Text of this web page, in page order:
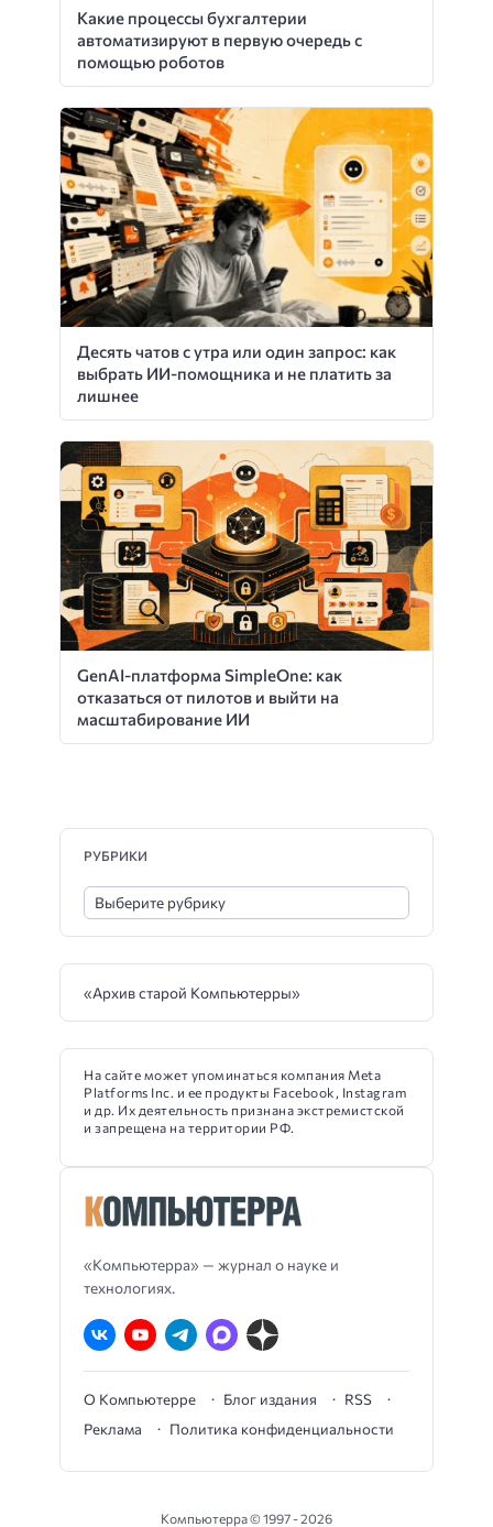
Какие процессы бухгалтерии
автоматизируют в первую очередь с
помощью роботов
Десять чатов с утра или один запрос: как
выбрать ИИ-помощника и не платить за
лишнее
GenAI-платформа SimpleOne: как
отказаться от пилотов и выйти на
масштабирование ИИ
«Компьютерра» — журнал о науке и
технологиях.
О Компьютерре Блог издания
RSS
Реклама
Политика конфиденциальности
РУБРИКИ
«Архив старой Компьютерры»
На сайте может упоминаться компания Meta
Platforms Inc. и ее продукты Facebook, Instagram
и др. Их деятельность признана экстремистской
и запрещена на территории РФ.
Компьютерра ©1997 - 2026